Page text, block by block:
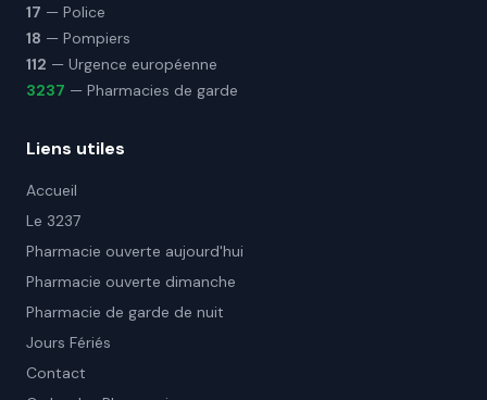
17 — Police
18 — Pompiers
112 — Urgence européenne
3237 — Pharmacies de garde
Liens utiles
Accueil
Le 3237
Pharmacie ouverte aujourd'hui
Pharmacie ouverte dimanche
Pharmacie de garde de nuit
Jours Fériés
Contact